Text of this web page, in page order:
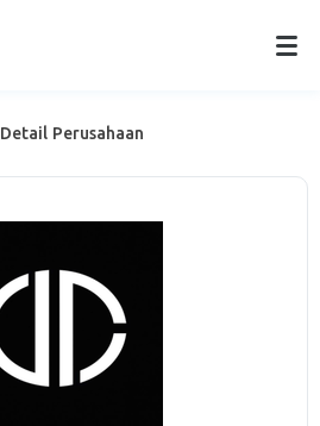
Detail Perusahaan